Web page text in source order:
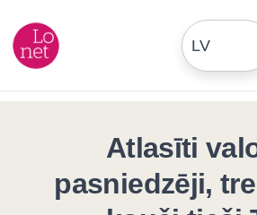
Atlasīti
pasniedzēji,